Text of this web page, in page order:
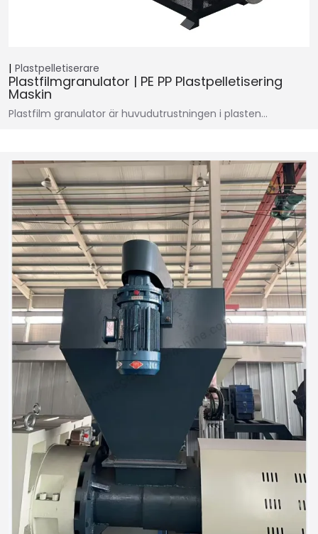
Plastpelletiserare
Plastfilmgranulator | PE PP Plastpelletisering
Maskin
Plastfilm granulator är huvudutrustningen i plasten…